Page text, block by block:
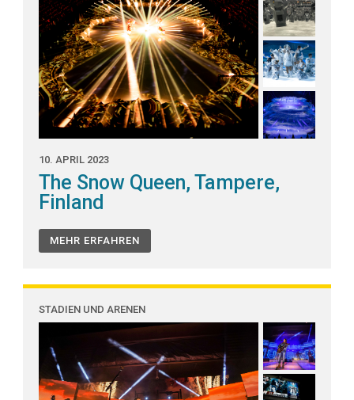
10. APRIL 2023
The Snow Queen, Tampere,
Finland
MEHR ERFAHREN
STADIEN UND ARENEN